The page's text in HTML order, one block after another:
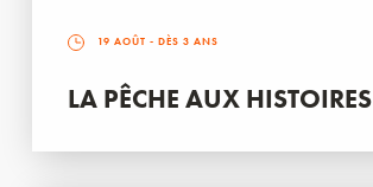
19 AOÛT - DÈS 3 ANS
LA PÊCHE AUX HISTOIRES